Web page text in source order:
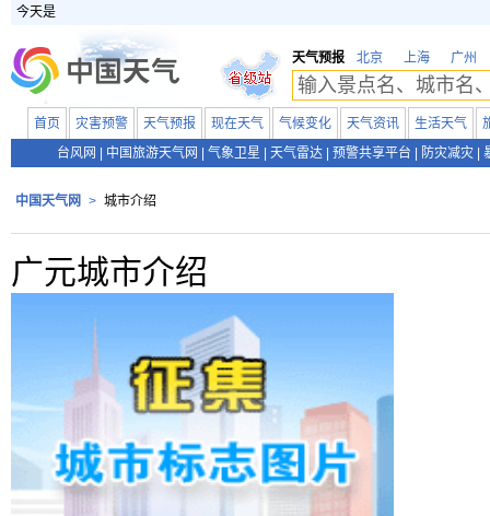
今天是
天气预报 北京 上海 广州
首页 灾害预警 天气预报 现在天气 气候变化 天气资讯 生活天气
台风网
中国旅游天气网 气象卫星 天气雷达 预警共享平台 防灾减灾
中国天气网 > 城市介绍
广元城市介绍